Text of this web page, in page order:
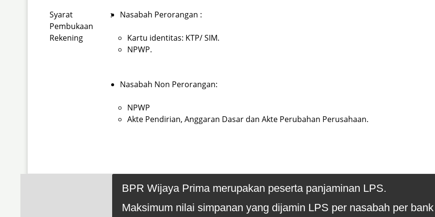
Syarat
Pembukaan
Rekening
: Nasabah Perorangan :
Kartu identitas: KTP/ SIM.
NPWP.
Nasabah Non Perorangan:
NPWP
Akte Pendirian, Anggaran Dasar dan Akte Perubahan Perusahaan.
BPR Wijaya Prima merupakan peserta panjaminan LPS.
Maksimum nilai simpanan yang dijamin LPS per nasabah per